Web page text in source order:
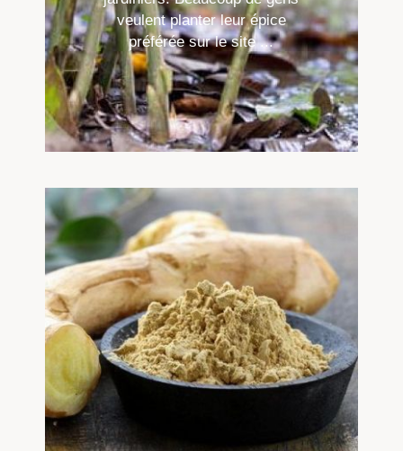
veulent planter leur épice
préférée sur le site ...